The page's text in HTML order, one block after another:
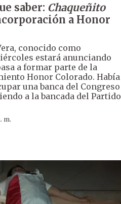
saber: Chaqueñito
a Honor
conocido como
estará anunciando
a formar parte de la
Honor Colorado. Había
una banca del Congreso
a la bancada del Partido
m.